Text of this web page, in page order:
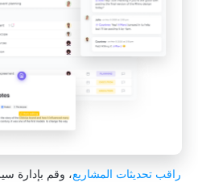
راقب تحديثات المشاريع، وقم بإدارة